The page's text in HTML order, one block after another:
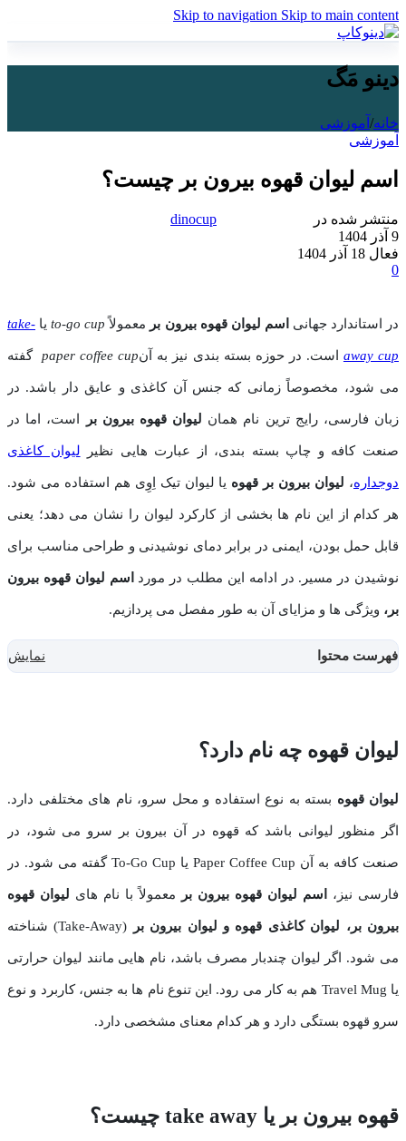
Skip to navigation Skip to main content
دینو مَگ
خانه/ آموزشی
آموزشی
اسم لیوان قهوه بیرون بر چیست؟
منتشر شده در
dinocup
9 آذر 1404
فعال 18 آذر 1404
0
در استاندارد جهانی اسم لیوان قهوه بیرون‌ بر معمولاً to-go cupیا take-
away cup است. در حوزه بسته‌ بندی نیز به آنpaper coffee cupگفته
می ‌شود، مخصوصاً زمانی که جنس آن کاغذی و عایق ‌دار باشد. در
زبان فارسی، رایج ‌ترین نام همان لیوان قهوه بیرون ‌بر است، اما در
صنعت کافه و چاپ بسته ‌بندی، از عبارت ‌هایی نظیر لیوان کاغذی
دوجداره، لیوان بیرون ‌بر قهوه یا لیوان تیک ‌اِوِی هم استفاده می ‌شود.
هر کدام از این نام‌ ها بخشی از کارکرد لیوان را نشان می ‌دهد؛ یعنی
قابل ‌حمل بودن، ایمنی در برابر دمای نوشیدنی و طراحی مناسب برای
نوشیدن در مسیر. در ادامه این مطلب در مورد اسم لیوان قهوه بیرون
بر، ویژگی ها و مزایای آن به طور مفصل می پردازیم.
فهرست محتوا نمایش
لیوان قهوه چه نام دارد؟
لیوان قهوه بسته به نوع استفاده و محل سرو، نام‌ های مختلفی دارد.
اگر منظور لیوانی باشد که قهوه در آن بیرون ‌بر سرو می ‌شود، در
صنعت کافه به آن Paper Coffee Cup یا To-Go Cup گفته می ‌شود. در
فارسی نیز، اسم لیوان قهوه بیرون بر معمولاً با نام ‌های لیوان قهوه
بیرون ‌بر، لیوان کاغذی قهوه و لیوان بیرون ‌بر (Take-Away) شناخته
می ‌شود. اگر لیوان چندبار مصرف باشد، نام‌ هایی مانند لیوان حرارتی
یا Travel Mug هم به کار می‌ رود. این تنوع نام ‌ها به جنس، کاربرد و نوع
سرو قهوه بستگی دارد و هر کدام معنای مشخصی دارد.
قهوه بیرون بر یا چیست؟